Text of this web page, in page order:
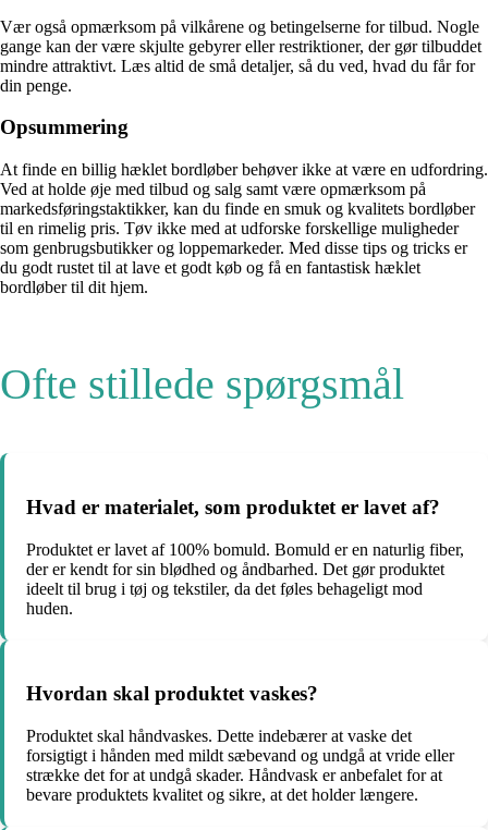
Vær også opmærksom på vilkårene og betingelserne for tilbud. Nogle
gange kan der være skjulte gebyrer eller restriktioner, der gør tilbuddet
mindre attraktivt. Læs altid de små detaljer, så du ved, hvad du får for
din penge.
Opsummering
At finde en billig hæklet bordløber behøver ikke at være en udfordring.
Ved at holde øje med tilbud og salg samt være opmærksom på
markedsføringstaktikker, kan du finde en smuk og kvalitets bordløber
til en rimelig pris. Tøv ikke med at udforske forskellige muligheder
som genbrugsbutikker og loppemarkeder. Med disse tips og tricks er
du godt rustet til at lave et godt køb og få en fantastisk hæklet
bordløber til dit hjem.
Ofte stillede spørgsmål
Hvad er materialet, som produktet er lavet af?
Produktet er lavet af 100% bomuld. Bomuld er en naturlig fiber,
der er kendt for sin blødhed og åndbarhed. Det gør produktet
ideelt til brug i tøj og tekstiler, da det føles behageligt mod
huden.
Hvordan skal produktet vaskes?
Produktet skal håndvaskes. Dette indebærer at vaske det
forsigtigt i hånden med mildt sæbevand og undgå at vride eller
strække det for at undgå skader. Håndvask er anbefalet for at
bevare produktets kvalitet og sikre, at det holder længere.